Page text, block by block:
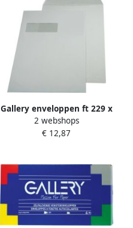
Gallery enveloppen ft 229 x
324 mm venster links
stripsluiting binnenzijde
2 webshops
€ 12,87